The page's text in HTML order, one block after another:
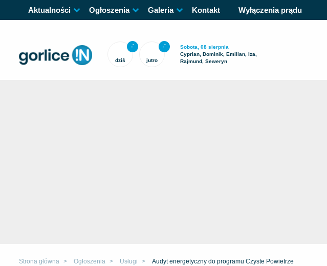
Aktualności Ogłoszenia Galeria Kontakt Wyłączenia prądu
-°
dziś
-°
jutro
Sobota, 08 sierpnia
Cyprian, Dominik, Emilian, Iza,
Rajmund, Seweryn
Strona główna Ogłoszenia Usługi Audyt energetyczny do programu Czyste Powietrze